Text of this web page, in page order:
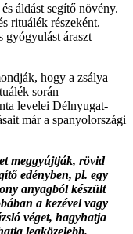
áldást segítő növény.
rituálék részeként.
gyógyulást áraszt –
hogy a zsálya
során
levelei Délnyugat-
már a spanyolországi
meggyújtják, rövid
edényben, pl. egy
anyagból készült
a kezével vagy
véget, hagyhatja
legközelebb.